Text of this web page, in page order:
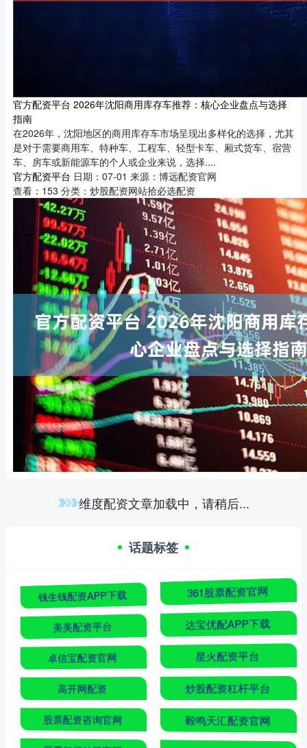
官方配资平台 2026年沈阳商用库存车推荐：核心企业盘点与选择
指南
在2026年，沈阳地区的商用库存车市场呈现出多样化的选择，尤其
是对于需要商用车、特种车、工程车、轻型卡车、厢式货车、宿营
车、房车或新能源车的个人或企业来说，选择....
官方配资平台 日期：07-01 来源：博远配资官网
查看： 153 分类： 炒股配资网站拾必选配资
维度配资文章加载中，请稍后...
话题标签
钱生钱配资APP下载 361股票配资官网
美美配资平台 达宝优配APP下载
卓信宝配资官网 星火配资平台
高开网配资 炒股配资杠杆平台
股票配资咨询官网 毅鸣天汇配资官网